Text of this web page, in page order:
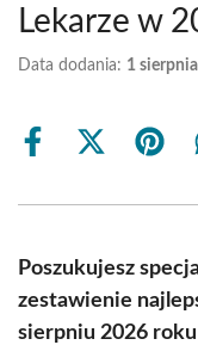
Lekarze w
Data dodania: 1
Share
Share
(Twitter)
Share
Poszukujesz
zestawienie
sierpniu 2026